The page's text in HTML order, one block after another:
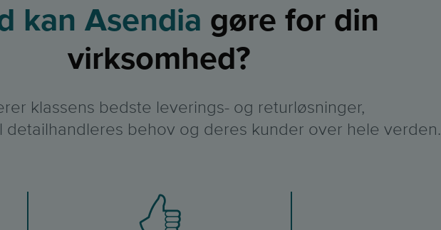
kan Asendia gøre for din
virksomhed?
klassens bedste leverings- og returløsninger,
behov og deres kunder over hele verden.